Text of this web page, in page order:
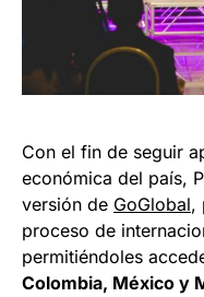
Con el fin de seguir
económica del país,
versión de GoGlobal,
proceso de
permitiéndoles
Colombia, México y